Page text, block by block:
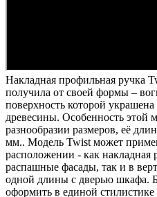
Накладная профильная ручка
получила от своей формы –
поверхность которой
древесины. Особенность этой
разнообразии размеров, её
мм.. Модель Twist может
расположении - как
распашные фасады, так и в
одной длины с дверью шкафа.
оформить в единой